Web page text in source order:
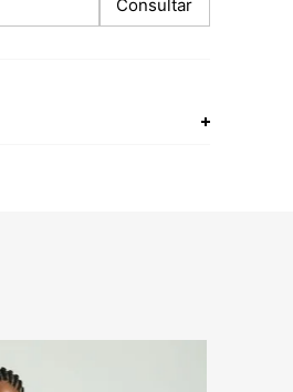
de acordo com o corte.
variar de acordo com a sua
Consultar